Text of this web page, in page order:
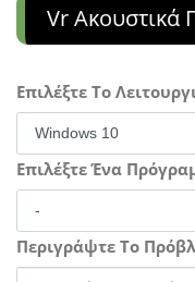
Vr Ακουστικά
Επιλέξτε Το
Επιλέξτε Ένα
Περιγράψτε Το